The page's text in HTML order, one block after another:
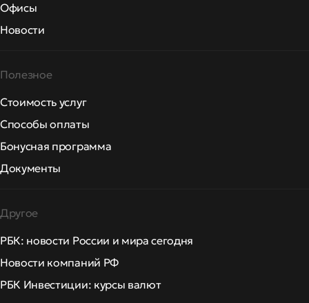
Офисы
Новости
Полезное
Стоимость услуг
Способы оплаты
Бонусная программа
Документы
Другое
РБК: новости России и мира сегодня
Новости компаний РФ
РБК Инвестиции: курсы валют